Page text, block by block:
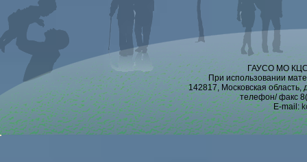
ГАУСО МО
При использовании
142817, Московская
телефон/ факс
E-mail: